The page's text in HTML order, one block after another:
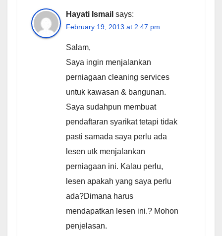
Hayati Ismail says:
February 19, 2013 at 2:47 pm
Salam,
Saya ingin menjalankan
perniagaan cleaning services
untuk kawasan & bangunan.
Saya sudahpun membuat
pendaftaran syarikat tetapi tidak
pasti samada saya perlu ada
lesen utk menjalankan
perniagaan ini. Kalau perlu,
lesen apakah yang saya perlu
ada?Dimana harus
mendapatkan lesen ini.? Mohon
penjelasan.